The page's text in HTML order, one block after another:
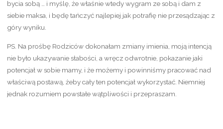
bycia sobą … i myślę, że właśnie wtedy wygram ze sobą i dam z
siebie maksa, i będę tańczyć najlepiej jak potrafię nie przesądzając z
góry wyniku.
PS. Na prośbę Rodziców dokonałam zmiany imienia, moją intencją
nie było ukazywanie słabości, a wręcz odwrotnie, pokazanie jaki
potencjał w sobie mamy, i że możemy i powinniśmy pracować nad
właściwą postawą, żeby cały ten potencjał wykorzystać. Niemniej
jednak rozumiem powstałe wątpliwości i przepraszam.